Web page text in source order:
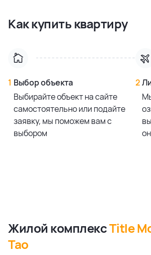
Как купить квартиру
1 Выбор объекта
Выбирайте объект на сайте
самостоятельно или подайте
заявку, мы поможем вам с
выбором
2
Жилой комплексTitle
Tao